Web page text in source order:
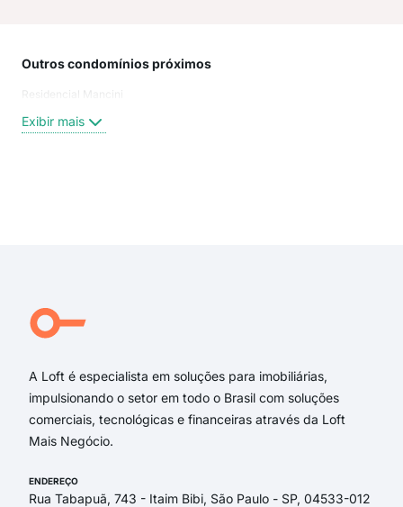
Outros condomínios próximos
Residencial Mancini
Exibir mais
A Loft é especialista em soluções para imobiliárias,
impulsionando o setor em todo o Brasil com soluções
comerciais, tecnológicas e financeiras através da Loft
Mais Negócio.
ENDEREÇO
Rua Tabapuã, 743 - Itaim Bibi, São Paulo - SP, 04533-012